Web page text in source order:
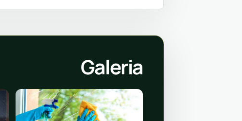
Galeria